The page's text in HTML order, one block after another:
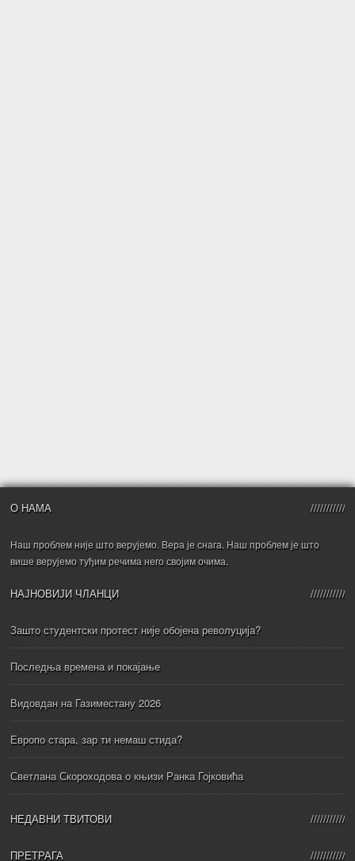
О НАМА
Наш проблем није што верујемо. Вера је снага. Наш проблем је што
више верујемо туђим речима него својим очима.
НАЈНОВИЈИ ЧЛАНЦИ
Зашто студентски протест није обојена револуција?
Последња времена и покајање
Видовдан на Газиместану 2026
Европо стара, зар ти немаш стида?
Светлана Скороходова о књизи Ранка Гојковића
НЕДАВНИ ТВИТОВИ
ПРЕТРАГА